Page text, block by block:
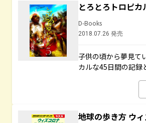
とろとろトロピ
D-Books
2018.07.26 発売
子供の頃から夢見て
カルな45日間の記録
地球の歩き方 ウ